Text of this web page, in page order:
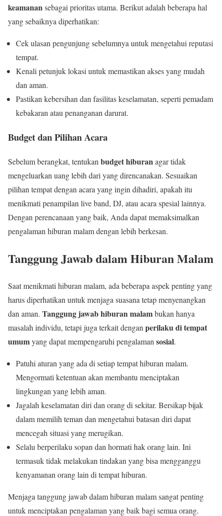
keamanansebagai prioritas utama. Berikut adalah beberapa hal
yang sebaiknya diperhatikan:
Cek ulasan pengunjung sebelumnya untuk mengetahui reputasi
tempat.
Kenali petunjuk lokasi untuk memastikan akses yang mudah
dan aman.
Pastikan kebersihan dan fasilitas keselamatan, seperti pemadam
kebakaran atau penanganan darurat.
Budget dan Pilihan Acara
Sebelum berangkat, tentukan budget hiburanagar tidak
mengeluarkan uang lebih dari yang direncanakan. Sesuaikan
pilihan tempat dengan acara yang ingin dihadiri, apakah itu
menikmati penampilan live band, DJ, atau acara spesial lainnya.
Dengan perencanaan yang baik, Anda dapat memaksimalkan
pengalaman hiburan malam dengan lebih berkesan.
Tanggung Jawab dalam Hiburan Malam
Saat menikmati hiburan malam, ada beberapa aspek penting yang
harus diperhatikan untuk menjaga suasana tetap menyenangkan
dan aman. Tanggung jawab hiburan malambukan hanya
masalah individu, tetapi juga terkait dengan perilaku di tempat
umumyang dapat mempengaruhi pengalaman sosial.
Patuhi aturan yang ada di setiap tempat hiburan malam.
Mengormati ketentuan akan membantu menciptakan
lingkungan yang lebih aman.
Jagalah keselamatan diri dan orang di sekitar. Bersikap bijak
dalam memilih teman dan mengetahui batasan diri dapat
mencegah situasi yang merugikan.
Selalu berperilaku sopan dan hormati hak orang lain. Ini
termasuk tidak melakukan tindakan yang bisa mengganggu
kenyamanan orang lain di tempat hiburan.
Menjaga tanggung jawab dalam hiburan malam sangat penting
untuk menciptakan pengalaman yang baik bagi semua orang.